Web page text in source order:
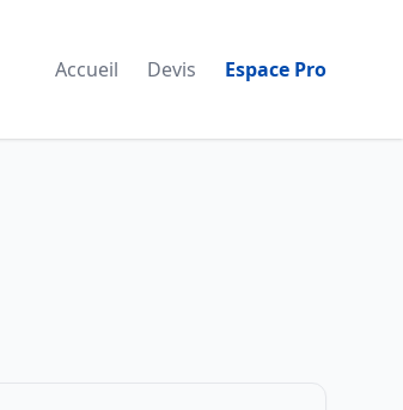
Accueil Devis Espace Pro